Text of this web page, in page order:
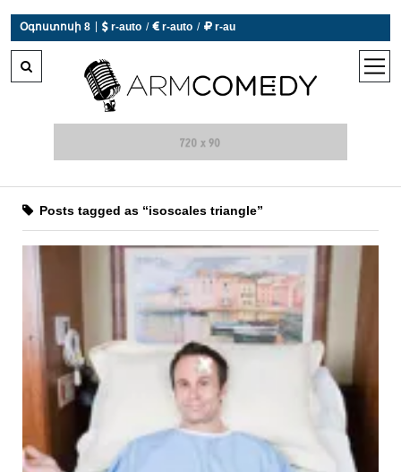
Օգոստոսի 8  r-auto /  r-auto /  r-au
open
Posts tagged as “isoscales triangle”